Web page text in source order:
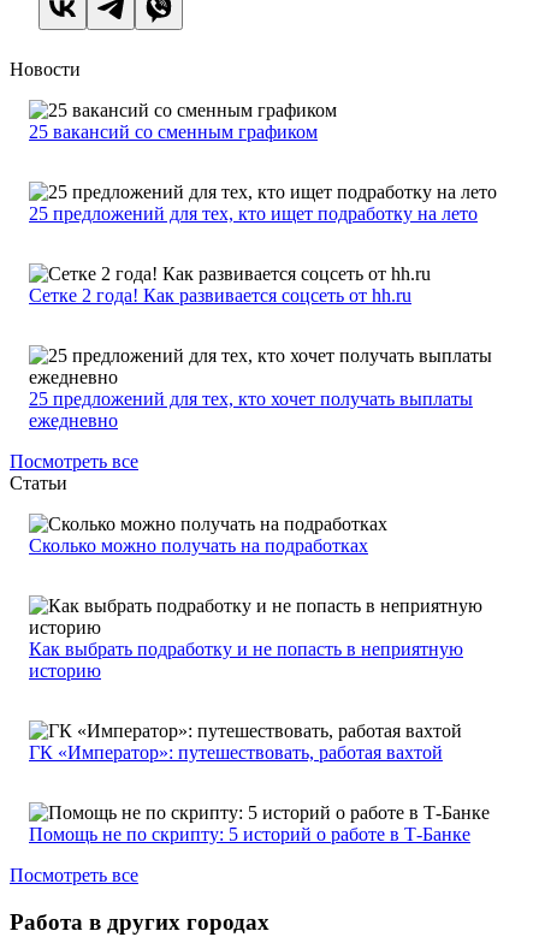
Новости
25 вакансий со сменным графиком
25 предложений для тех, кто ищет подработку на лето
Сетке 2 года! Как развивается соцсеть от hh.ru
25 предложений для тех, кто хочет получать выплаты
ежедневно
Посмотреть все
Статьи
Сколько можно получать на подработках
Как выбрать подработку и не попасть в неприятную
историю
ГК «Император»: путешествовать, работая вахтой
Помощь не по скрипту: 5 историй о работе в Т-Банке
Посмотреть все
Работа в других городах